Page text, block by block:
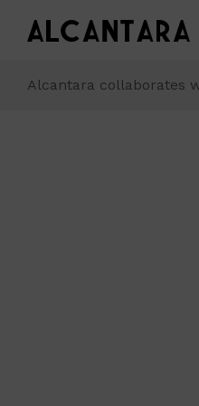
Alcantara collaborates